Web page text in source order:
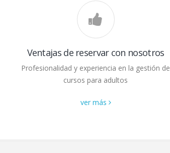
Ventajas de reservar con nosotros
Profesionalidad y experiencia en la gestión de
cursos para adultos
ver más